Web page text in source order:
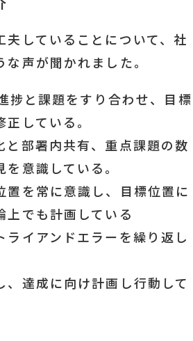
夫していることについて、社
声が聞かれました。
捗と課題をすり合わせ、目標
している。
と部署内共有、重点課題の数
意識している。
置を常に意識し、目標位置に
上でも計画している
ライアンドエラーを繰り返し
、達成に向け計画し行動して